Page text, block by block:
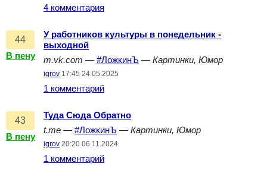
4 комментария
44
В пену
У работников культуры в понедельник -
выходной
m.vk.com — #ЛожкинЪ — Картинки, Юмор
igrov 17:45 24.05.2025
1 комментарий
43
В пену
Туда Сюда Обратно
t.me — #ЛожкинЪ — Картинки, Юмор
igrov 20:20 06.11.2024
1 комментарий